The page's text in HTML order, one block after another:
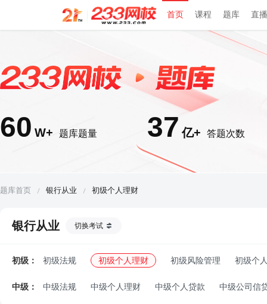
首页 课程 题库 直
60 W+ 题库题量 37 亿+ 答题次数
题库首页 银行从业 初级个人理财
银行从业 切换考试
初级： 初级法规 初级个人理财 初级风险管理 初级个
中级： 中级法规 中级个人理财 中级个人贷款 中级公司信